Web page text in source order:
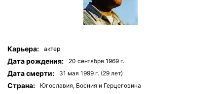
Карьера: актер
Дата рождения: 20 сентября 1969 г.
Дата смерти: 31 мая 1999 г. (29 лет)
Страна: Югославия, Босния и Герцеговина